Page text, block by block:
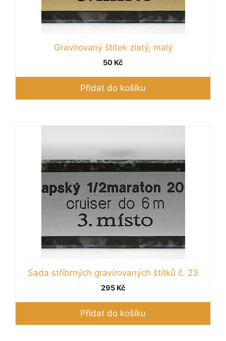
Gravírovaný štítek zlatý, malý
50 Kč
Přidat do košíku
Sada stříbrných gravírovaných štítků č. 23
295 Kč
Přidat do košíku